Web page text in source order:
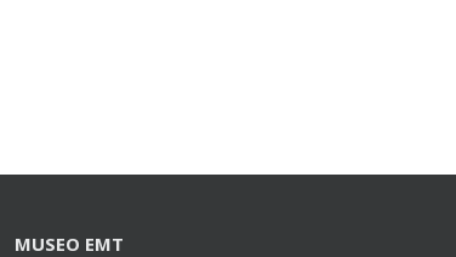
MUSEO EMT